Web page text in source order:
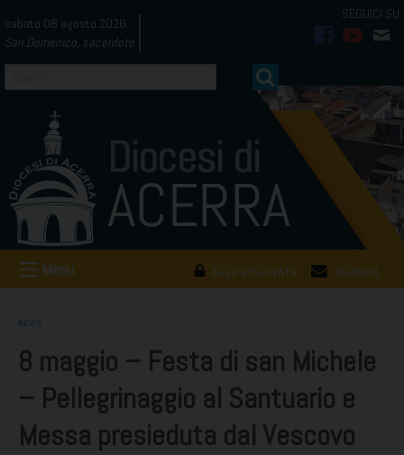
to
content
sabato 08 agosto 2026
San Domenico, sacerdote
AREA RISERVATA WEBMAIL
Menu
NEWS
8 maggio – Festa di san Michele
– Pellegrinaggio al Santuario e
Messa presieduta dal Vescovo